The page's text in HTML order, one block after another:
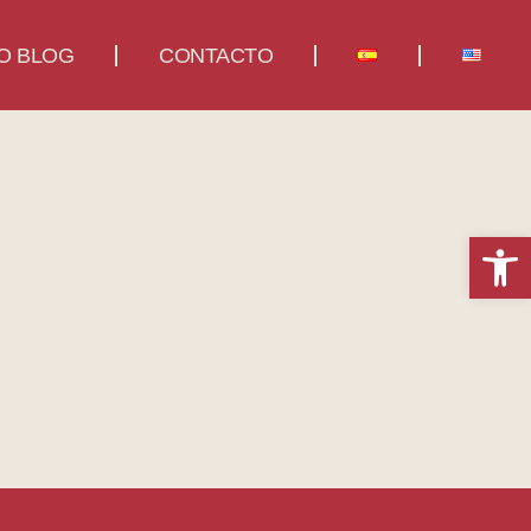
BLOG CONTACTO
Abrir